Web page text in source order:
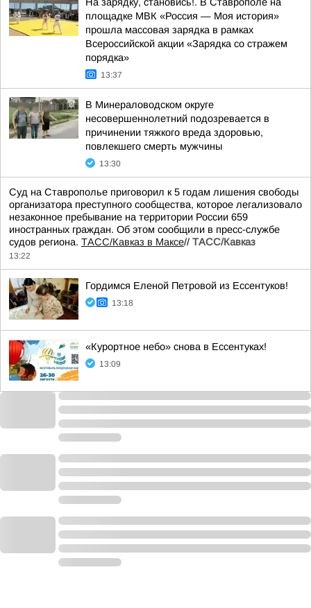
площадке МВК «Россия — Моя история»
прошла массовая зарядка в рамках
Всероссийской акции «Зарядка со стражем
порядка»
13:37
В Минераловодском округе
несовершеннолетний подозревается в
причинении тяжкого вреда здоровью,
повлекшего смерть мужчины
13:30
Суд на Ставрополье приговорил к 5 годам лишения свободы
организатора преступного сообщества, которое легализовало
незаконное пребывание на территории России 659
иностранных граждан. Об этом сообщили в пресс-службе
судов региона. ТАСС/Кавказ в Максе// ТАСС/Кавказ
13:22
Гордимся Еленой Петровой из Ессентуков!
13:18
«Курортное небо» снова в Ессентуках!
13:09